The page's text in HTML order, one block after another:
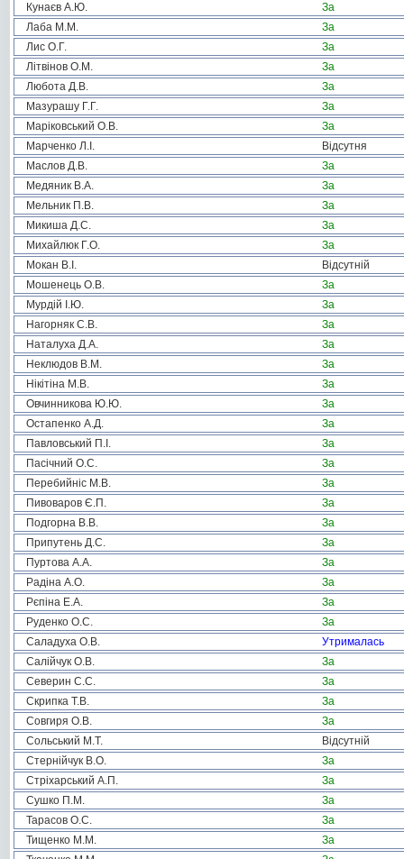
Кунаєв А.Ю.
За
Лаба М.М.
За
Лис О.Г.
За
Літвінов О.М.
За
Любота Д.В.
За
Мазурашу Г.Г.
За
Маріковський О.В.
За
Марченко Л.І.
Відсутня
Маслов Д.В.
За
Медяник В.А.
За
Мельник П.В.
За
Микиша Д.С.
За
Михайлюк Г.О.
За
Мокан В.І.
Відсутній
Мошенець О.В.
За
Мурдій І.Ю.
За
Нагорняк С.В.
За
Наталуха Д.А.
За
Неклюдов В.М.
За
Нікітіна М.В.
За
Овчинникова Ю.Ю.
За
Остапенко А.Д.
За
Павловський П.І.
За
Пасічний О.С.
За
Перебийніс М.В.
За
Пивоваров Є.П.
За
Подгорна В.В.
За
Припутень Д.С.
За
Пуртова А.А.
За
Радіна А.О.
За
Рєпіна Е.А.
За
Руденко О.С.
За
Саладуха О.В.
Утрималась
Салійчук О.В.
За
Северин С.С.
За
Скрипка Т.В.
За
Совгиря О.В.
За
Сольський М.Т.
Відсутній
Стернійчук В.О.
За
Стріхарський А.П.
За
Сушко П.М.
За
Тарасов О.С.
За
Тищенко М.М.
За